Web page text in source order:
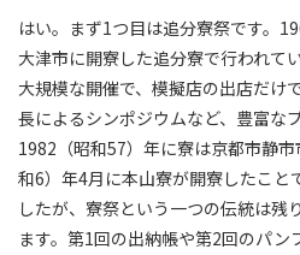
はい。まず1つ目は追分寮祭です。
大津市に開寮した追分寮で行われて
大規模な開催で、模擬店の出店だけ
長によるシンポジウムなど、豊富な
1982（昭和57）年に寮は京都市静
和6）年4月に本山寮が開寮したこと
したが、寮祭という一つの伝統は残
ます。第1回の出納帳や第2回のパ